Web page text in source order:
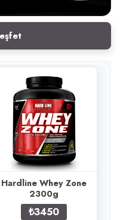
Hardline Whey Zone
2300g
₺3450